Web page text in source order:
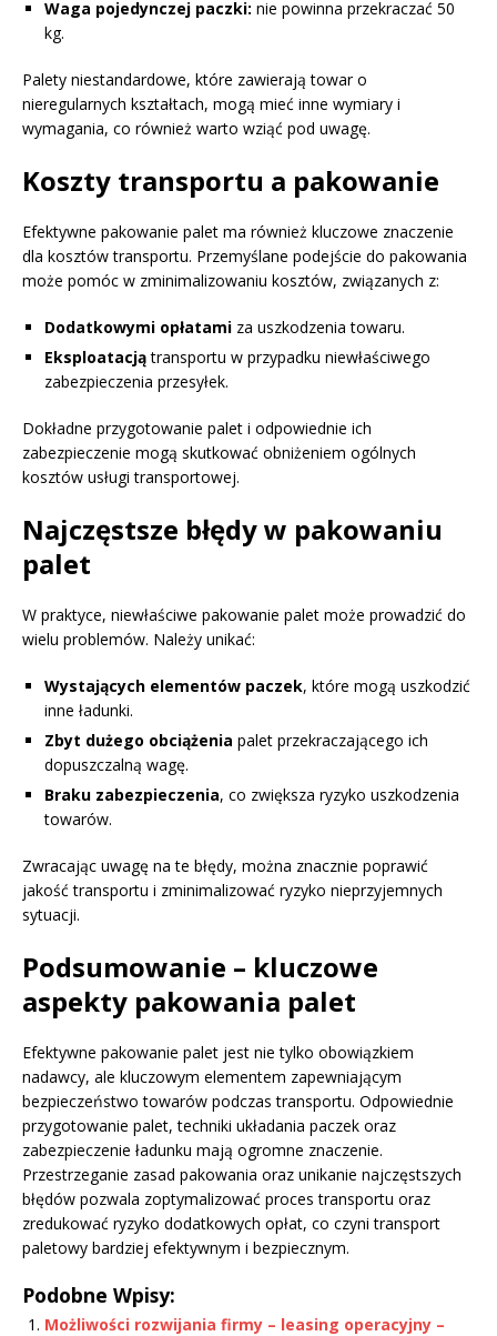
Waga pojedynczej paczki: nie powinna przekraczać 50
kg.
Palety niestandardowe, które zawierają towar o
nieregularnych kształtach, mogą mieć inne wymiary i
wymagania, co również warto wziąć pod uwagę.
Koszty transportu a pakowanie
Efektywne pakowanie palet ma również kluczowe znaczenie
dla kosztów transportu. Przemyślane podejście do pakowania
może pomóc w zminimalizowaniu kosztów, związanych z:
Dodatkowymi opłatami za uszkodzenia towaru.
Eksploatacjątransportu w przypadku niewłaściwego
zabezpieczenia przesyłek.
Dokładne przygotowanie palet i odpowiednie ich
zabezpieczenie mogą skutkować obniżeniem ogólnych
kosztów usługi transportowej.
Najczęstsze błędy w pakowaniu
palet
W praktyce, niewłaściwe pakowanie palet może prowadzić do
wielu problemów. Należy unikać:
Wystających elementów paczek, które mogą uszkodzić
inne ładunki.
Zbyt dużego obciążenia palet przekraczającego ich
dopuszczalną wagę.
Braku zabezpieczenia, co zwiększa ryzyko uszkodzenia
towarów.
Zwracając uwagę na te błędy, można znacznie poprawić
jakość transportu i zminimalizować ryzyko nieprzyjemnych
sytuacji.
Podsumowanie – kluczowe
aspekty pakowania palet
Efektywne pakowanie palet jest nie tylko obowiązkiem
nadawcy, ale kluczowym elementem zapewniającym
bezpieczeństwo towarów podczas transportu. Odpowiednie
przygotowanie palet, techniki układania paczek oraz
zabezpieczenie ładunku mają ogromne znaczenie.
Przestrzeganie zasad pakowania oraz unikanie najczęstszych
błędów pozwala zoptymalizować proces transportu oraz
zredukować ryzyko dodatkowych opłat, co czyni transport
paletowy bardziej efektywnym i bezpiecznym.
Podobne Wpisy:
Możliwości rozwijania firmy – leasing operacyjny –